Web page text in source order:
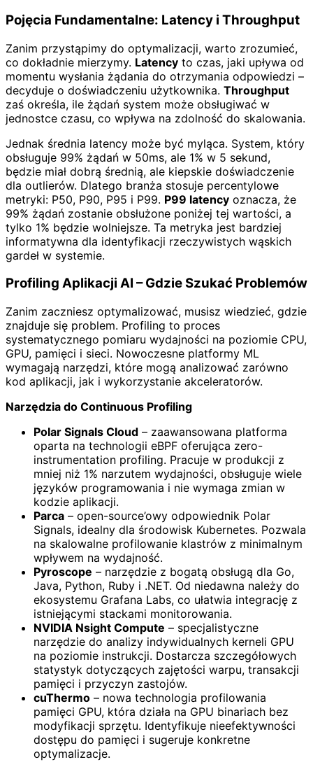
Pojęcia Fundamentalne: Latency i Throughput
Zanim przystąpimy do optymalizacji, warto zrozumieć,
co dokładnie mierzymy. Latency to czas, jaki upływa od
momentu wysłania żądania do otrzymania odpowiedzi –
decyduje o doświadczeniu użytkownika. Throughput
zaś określa, ile żądań system może obsługiwać w
jednostce czasu, co wpływa na zdolność do skalowania.
Jednak średnia latency może być myląca. System, który
obsługuje 99% żądań w 50ms, ale 1% w 5 sekund,
będzie miał dobrą średnią, ale kiepskie doświadczenie
dla outlierów. Dlatego branża stosuje percentylowe
metryki: P50, P90, P95 i P99. P99 latency oznacza, że
99% żądań zostanie obsłużone poniżej tej wartości, a
tylko 1% będzie wolniejsze. Ta metryka jest bardziej
informatywna dla identyfikacji rzeczywistych wąskich
gardeł w systemie.
Profiling Aplikacji AI – Gdzie Szukać Problemów
Zanim zaczniesz optymalizować, musisz wiedzieć, gdzie
znajduje się problem. Profiling to proces
systematycznego pomiaru wydajności na poziomie CPU,
GPU, pamięci i sieci. Nowoczesne platformy ML
wymagają narzędzi, które mogą analizować zarówno
kod aplikacji, jak i wykorzystanie akceleratorów.
Narzędzia do Continuous Profiling
Polar Signals Cloud – zaawansowana platforma
oparta na technologii eBPF oferująca zero-
instrumentation profiling. Pracuje w produkcji z
mniej niż 1% narzutem wydajności, obsługuje wiele
języków programowania i nie wymaga zmian w
kodzie aplikacji.
Parca – open-source’owy odpowiednik Polar
Signals, idealny dla środowisk Kubernetes. Pozwala
na skalowalne profilowanie klastrów z minimalnym
wpływem na wydajność.
Pyroscope – narzędzie z bogatą obsługą dla Go,
Java, Python, Ruby i .NET. Od niedawna należy do
ekosystemu Grafana Labs, co ułatwia integrację z
istniejącymi stackami monitorowania.
NVIDIA Nsight Compute – specjalistyczne
narzędzie do analizy indywidualnych kerneli GPU
na poziomie instrukcji. Dostarcza szczegółowych
statystyk dotyczących zajętości warpu, transakcji
pamięci i przyczyn zastojów.
cuThermo – nowa technologia profilowania
pamięci GPU, która działa na GPU binariach bez
modyfikacji sprzętu. Identyfikuje nieefektywności
dostępu do pamięci i sugeruje konkretne
optymalizacje.